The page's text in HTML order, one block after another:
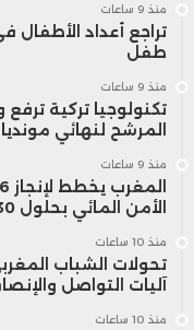
منذ 9 ساعات
طفل
منذ 9 ساعات
تكنولوجيا تركية ترفع
المرشح لنهائي مونديال
منذ 9 ساعات
الأمن المائي بحلول 2030
منذ 10 ساعات
تحولات الشباب
آليات التواصل
منذ 10 ساعات